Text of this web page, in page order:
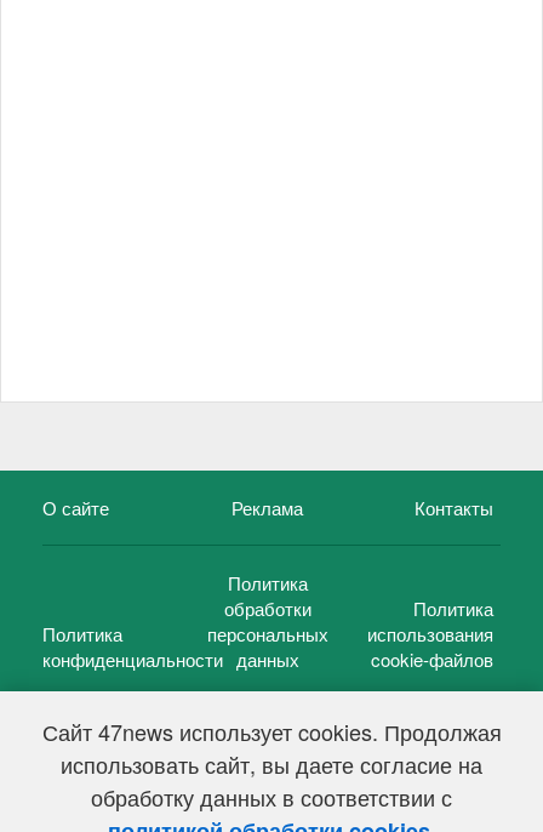
Сайт 47news использует cookies. Продолжая
использовать сайт, вы даете согласие на
обработку данных в соответствии с
О сайте Реклама Контакты
Политика
конфиденциальности
Политика
обработки
персональных
данных
Политика
использования
cookie-файлов
47 новостей (47 news)2005 — 2026 г.
Свидетельство о регистрации СМИ Эл № ФС 77-39848, выдано
Федеральной службой по надзору в сфере связи,